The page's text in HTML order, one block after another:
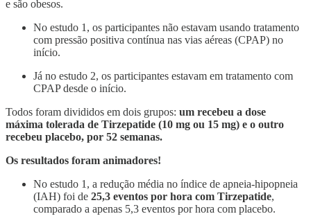
e são obesos.
No estudo 1, os participantes não estavam usando tratamento
com pressão positiva contínua nas vias aéreas (CPAP) no
início.
Já no estudo 2, os participantes estavam em tratamento com
CPAP desde o início.
Todos foram divididos em dois grupos: um recebeu a dose
máxima tolerada de Tirzepatide (10 mg ou 15 mg) e o outro
recebeu placebo, por 52 semanas.
Os resultados foram animadores!
No estudo 1, a redução média no índice de apneia-hipopneia
(IAH) foi de 25,3 eventos por hora com Tirzepatide,
comparado a apenas 5,3 eventos por hora com placebo.